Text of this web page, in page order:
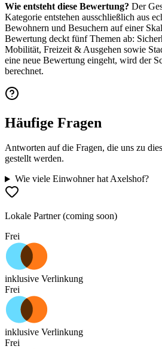
Wie entsteht diese Bewertung? Der
Kategorie entstehen ausschließlich aus
Bewohnern und Besuchern auf einer
Bewertung deckt fünf Themen ab:
Mobilität, Freizeit & Ausgehen sowie
eine neue Bewertung eingeht, wird der
berechnet.
Häufige Fragen
Antworten auf die Fragen, die uns zu
gestellt werden.
Wie viele Einwohner hat Axelshof?
Lokale Partner (coming soon)
Frei
inklusive Verlinkung
Frei
inklusive Verlinkung
Frei